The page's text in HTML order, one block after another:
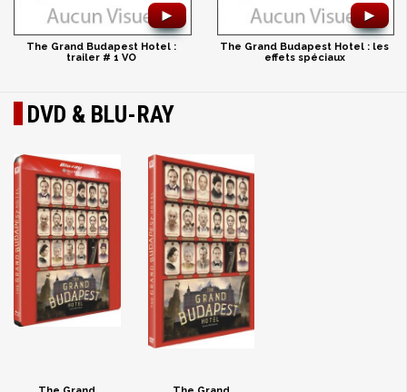
►
The Grand Budapest Hotel :
trailer # 1 VO
►
The Grand Budapest Hotel : les
effets spéciaux
DVD & BLU-RAY